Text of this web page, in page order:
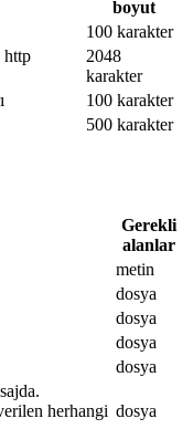
boyut
100 karakter
http
2048
karakter
100 karakter
500 karakter
Gerekli
alanlar
metin
dosya
dosya
dosya
dosya
herhangi dosya